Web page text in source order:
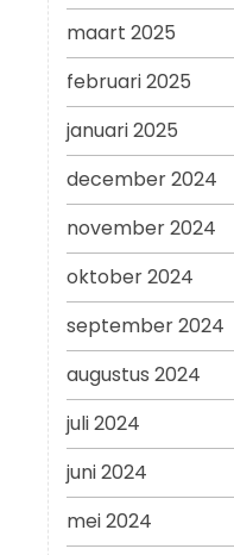
maart 2025
februari 2025
januari 2025
december 2024
november 2024
oktober 2024
september 2024
augustus 2024
juli 2024
juni 2024
mei 2024